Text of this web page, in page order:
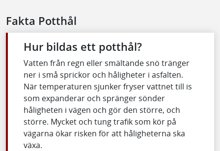
Fakta Potthål
Hur bildas ett potthål?
Vatten från regn eller smältande snö tränger
ner i små sprickor och håligheter i asfalten.
När temperaturen sjunker fryser vattnet till is
som expanderar och spränger sönder
håligheten i vägen och gör den större, och
större. Mycket och tung trafik som kör på
vägarna ökar risken för att håligheterna ska
växa.